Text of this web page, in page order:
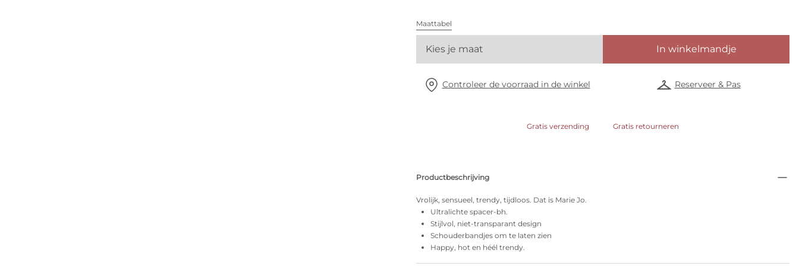
Maattabel
Kies je maat In winkelmandje
Controleer de voorraad in de winkel Reserveer & Pas
Gratis verzending Gratis retourneren
Productbeschrijving
Vrolijk, sensueel, trendy, tijdloos. Dat is Marie Jo.
Ultralichte spacer-bh.
Stijlvol, niet-transparant design
Schouderbandjes om te laten zien
Happy, hot en héél trendy.